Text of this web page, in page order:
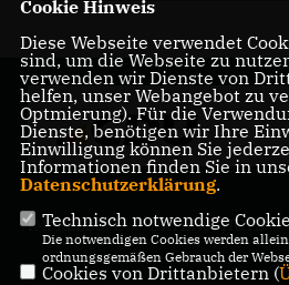
IMPRESSUM DATENSCHUTZ
Cookie Hinweis
Diese Webseite verwendet
sind, um die Webseite zu
verwenden wir Dienste von
helfen, unser Webangebot zu
Optmierung). Für die
Dienste, benötigen wir Ihre
Einwilligung können Sie
Informationen finden Sie in
Datenschutzerklärung.
Technisch notwendige
Die notwendigen Cookies werden
ordnungsgemäßen Gebrauch der
Cookies von Drittanbietern (